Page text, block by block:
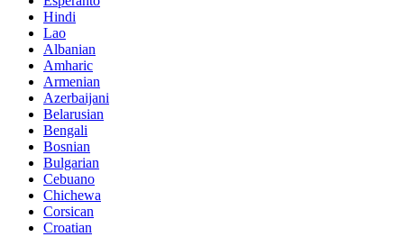
Hindi
Lao
Albanian
Amharic
Armenian
Azerbaijani
Belarusian
Bengali
Bosnian
Bulgarian
Cebuano
Chichewa
Corsican
Croatian